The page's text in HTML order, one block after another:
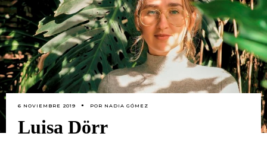
6 NOVIEMBRE 2019 POR NADIA GÓMEZ
Luisa Dörr